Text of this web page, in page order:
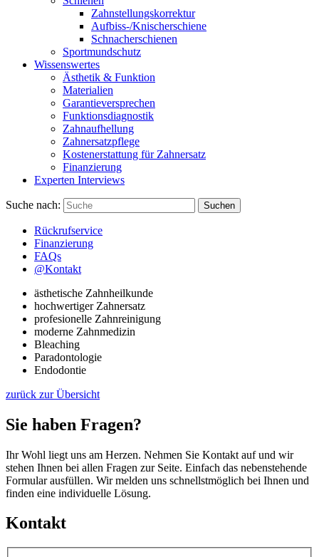
Zahnstellungskorrektur
Aufbiss-/Knischerschiene
Schnacherschienen
Sportmundschutz
Wissenswertes
Ästhetik & Funktion
Materialien
Garantieversprechen
Funktionsdiagnostik
Zahnaufhellung
Zahnersatzpflege
Kostenerstattung für Zahnersatz
Finanzierung
Experten Interviews
Suche nach: Suchen
Rückrufservice
Finanzierung
FAQs
@Kontakt
ästhetische Zahnheilkunde
hochwertiger Zahnersatz
profesionelle Zahnreinigung
moderne Zahnmedizin
Bleaching
Paradontologie
Endodontie
zurück zur Übersicht
Sie haben Fragen?
Ihr Wohl liegt uns am Herzen. Nehmen Sie Kontakt auf und wir
stehen Ihnen bei allen Fragen zur Seite. Einfach das nebenstehende
Formular ausfüllen. Wir melden uns schnellstmöglich bei Ihnen und
finden eine individuelle Lösung.
Kontakt